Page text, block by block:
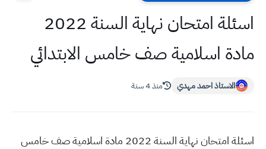
اسئلة امتحان نهاية السنة 2022
مادة اسلامية صف خامس الابتدائي
الاستاذ احمد مهدي منذ 4 سنة
اسئلة امتحان نهاية السنة 2022 مادة اسلامية صف خامس